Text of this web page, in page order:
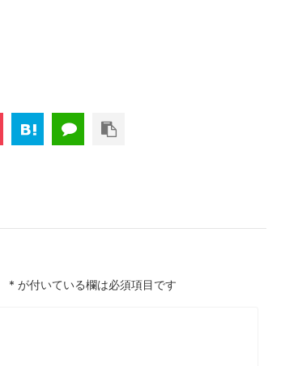
* が付いている欄は必須項目です